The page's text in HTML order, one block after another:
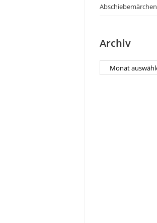
Abschiebemärchen
Archiv
Archiv